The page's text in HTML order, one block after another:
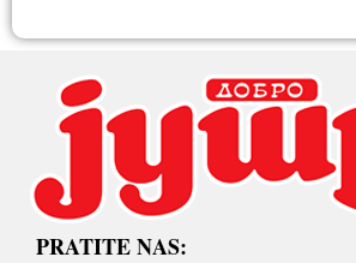
PRATITE NAS: